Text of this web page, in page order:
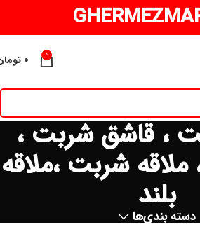
0 ۰
، قاشق شربت ،
ملاقه شربت ،ملاقه
بلند
دسته بندی‌ها